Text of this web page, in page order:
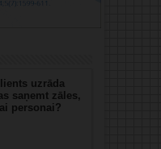
uzrāda
saņemt zāles,
personai?